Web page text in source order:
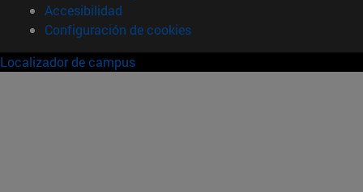
Accesibilidad
Configuración de cookies
Localizador de campus